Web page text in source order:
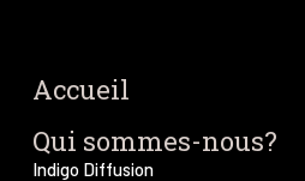
Accueil
Qui sommes-nous?
Indigo Diffusion